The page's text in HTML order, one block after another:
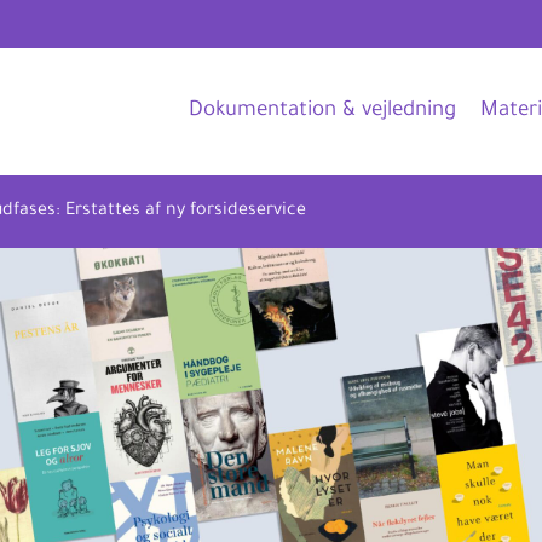
Dokumentation & vejledning
Erstattes af ny forsideservice